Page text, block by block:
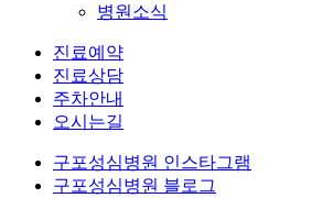
병원소식
진료예약
진료상담
주차안내
오시는길
구포성심병원 인스타그램
구포성심병원 블로그